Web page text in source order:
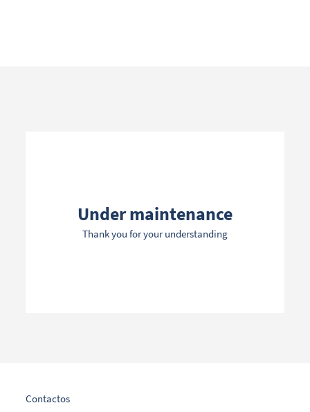
Under maintenance
Thank you for your understanding
Contactos